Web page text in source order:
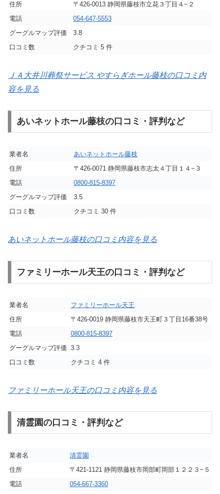
住所
〒426-0013 静岡県藤枝市立花３丁目４−２
電話
054-647-5553
グーグルマップ評価
3.8
口コミ数
クチコミ 5 件
ＪＡ大井川葬祭サービス やすらぎホール藤枝の口コミ内
容を見る
あいネットホール藤枝の口コミ・評判など
業者名
あいネットホール藤枝
住所
〒426-0071 静岡県藤枝市志太４丁目１４−３
電話
0800-815-8397
グーグルマップ評価
3.5
口コミ数
クチコミ 30 件
あいネットホール藤枝の口コミ内容を見る
ファミリーホール天王の口コミ・評判など
業者名
ファミリーホール天王
住所
〒426-0019 静岡県藤枝市天王町３丁目16番38号
電話
0800-815-8397
グーグルマップ評価 3.3
口コミ数
クチコミ 4 件
ファミリーホール天王の口コミ内容を見る
清霊園の口コミ・評判など
業者名
清霊園
住所
〒421-1121 静岡県藤枝市岡部町岡部１２２３−５
電話
054-667-3360